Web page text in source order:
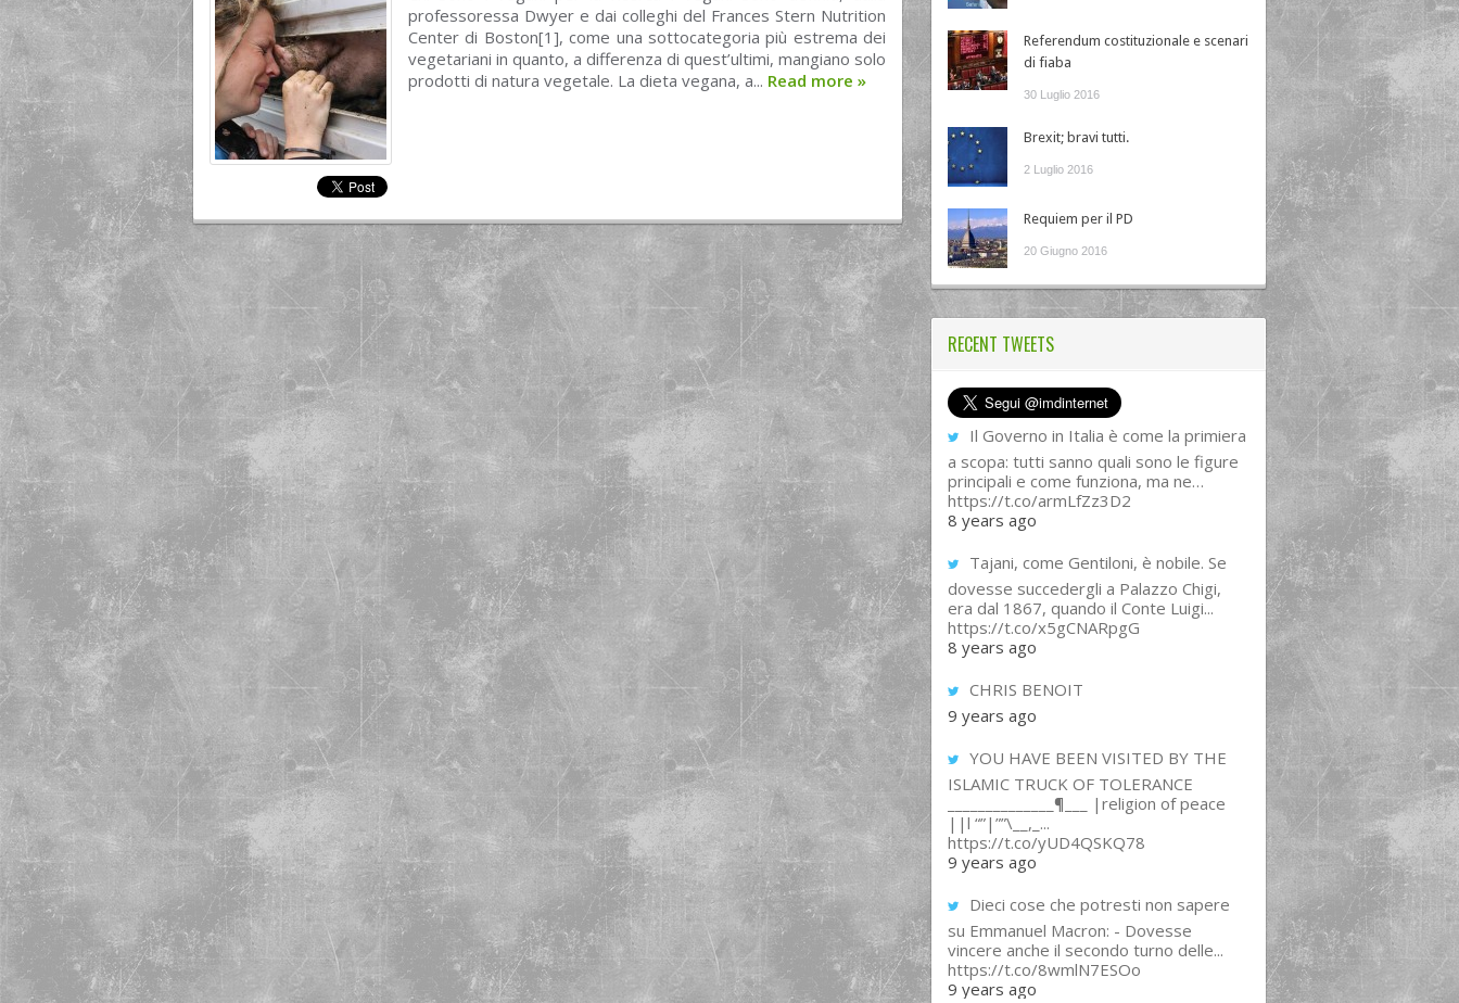
professoressa Dwyer e dai colleghi del Frances Stern Nutrition
Center di Boston[1], come una sottocategoria più estrema dei
vegetariani in quanto, a differenza di quest’ultimi, mangiano solo
prodotti di natura vegetale. La dieta vegana, a... Read more »
Referendum costituzionale e scenari
di fiaba
30 Luglio 2016
Brexit; bravi tutti.
2 Luglio 2016
Requiem per il PD
20 Giugno 2016
RECENT TWEETS
Il Governo in Italia è come la primiera
a scopa: tutti sanno quali sono le figure
principali e come funziona, ma ne…
https://t.co/armLfZz3D2
8 years ago
Tajani, come Gentiloni, è nobile. Se
dovesse succedergli a Palazzo Chigi,
era dal 1867, quando il Conte Luigi...
https://t.co/x5gCNARpgG
8 years ago
CHRIS BENOIT
9 years ago
YOU HAVE BEEN VISITED BY THE
ISLAMIC TRUCK OF TOLERANCE
______________¶___ |religion of peace
||l “”|””\__,_...
https://t.co/yUD4QSKQ78
9 years ago
Dieci cose che potresti non sapere
su Emmanuel Macron: - Dovesse
vincere anche il secondo turno delle...
https://t.co/8wmlN7ESOo
9 years ago